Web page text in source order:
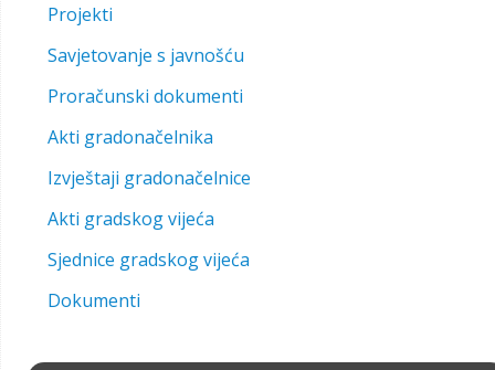
Projekti
Savjetovanje s javnošću
Proračunski dokumenti
Akti gradonačelnika
Izvještaji gradonačelnice
Akti gradskog vijeća
Sjednice gradskog vijeća
Dokumenti